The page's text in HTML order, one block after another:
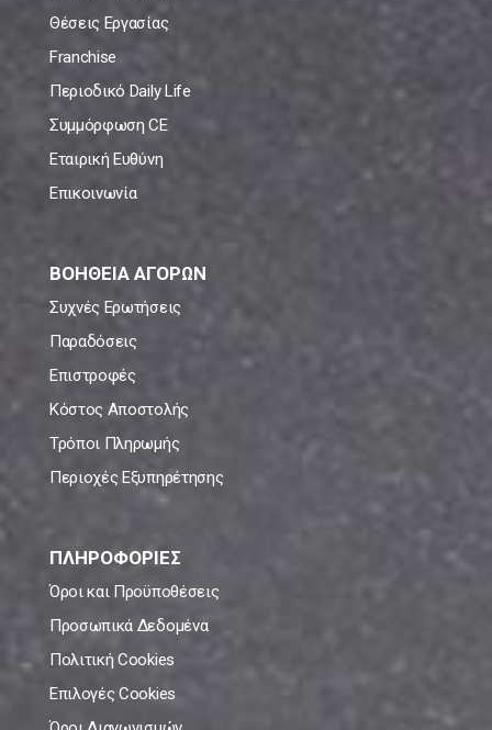
Θέσεις Εργασίας
Franchise
Περιοδικό Daily Life
Συμμόρφωση CE
Εταιρική Ευθύνη
Επικοινωνία
ΒΟΗΘΕΙΑ ΑΓΟΡΩΝ
Συχνές Ερωτήσεις
Παραδόσεις
Επιστροφές
Κόστος Αποστολής
Τρόποι Πληρωμής
Περιοχές Εξυπηρέτησης
ΠΛΗΡΟΦΟΡΙΕΣ
Όροι και Προϋποθέσεις
Προσωπικά Δεδομένα
Πολιτική Cookies
Επιλογές Cookies